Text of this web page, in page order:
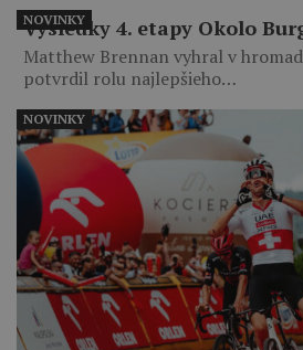
Výsledky 4. etapy Okolo
Matthew Brennan vyhral v
potvrdil rolu najlepšieho…
NOVINKY
NOVINKY